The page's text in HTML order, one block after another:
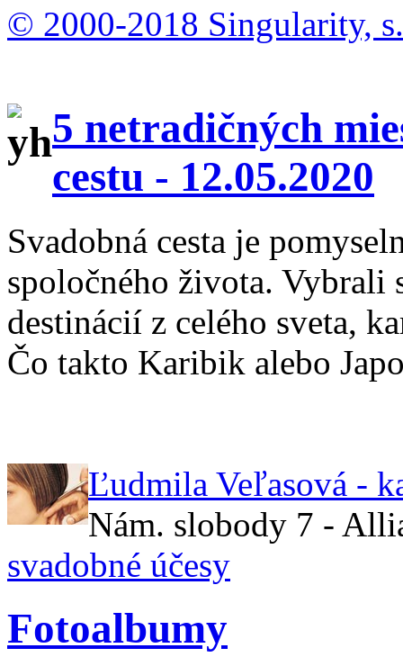
© 2000-2018 Singularity,
5 netradičných
cestu - 12.05.2020
Svadobná cesta je
spoločného života. Vybrali
destinácií z celého sveta,
Čo takto Karibik alebo
Ľudmila Veľasová -
Nám. slobody 7 -
svadobné účesy
Fotoalbumy